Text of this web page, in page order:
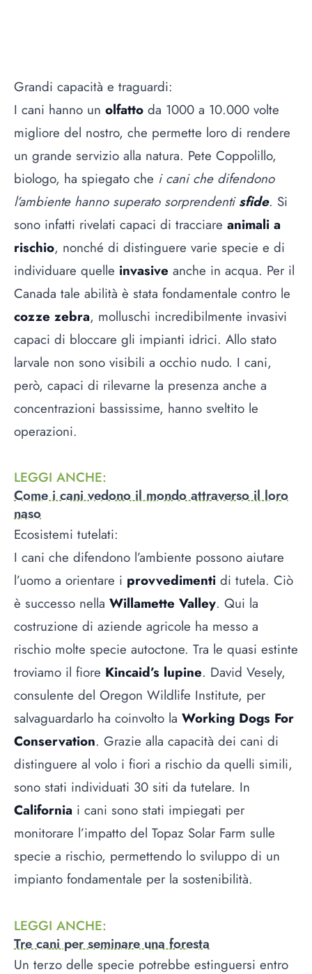
Grandi capacità e traguardi:
I cani hanno un olfatto da 1000 a 10.000 volte
migliore del nostro, che permette loro di rendere
un grande servizio alla natura. Pete Coppolillo,
biologo, ha spiegato che i cani che difendono
l’ambiente hanno superato sorprendentisfide. Si
sono infatti rivelati capaci di tracciare animali a
rischio, nonché di distinguere varie specie e di
individuare quelle invasive anche in acqua. Per il
Canada tale abilità è stata fondamentale contro le
cozze zebra, molluschi incredibilmente invasivi
capaci di bloccare gli impianti idrici. Allo stato
larvale non sono visibili a occhio nudo. I cani,
però, capaci di rilevarne la presenza anche a
concentrazioni bassissime, hanno sveltito le
operazioni.
LEGGI ANCHE:
Come i cani vedono il mondo attraverso il loro
naso
Ecosistemi tutelati:
I cani che difendono l’ambiente possono aiutare
l’uomo a orientare i provvedimenti di tutela. Ciò
è successo nella Willamette Valley. Qui la
costruzione di aziende agricole ha messo a
rischio molte specie autoctone. Tra le quasi estinte
troviamo il fiore Kincaid’s lupine. David Vesely,
consulente del Oregon Wildlife Institute, per
salvaguardarlo ha coinvolto la Working Dogs For
Conservation. Grazie alla capacità dei cani di
distinguere al volo i fiori a rischio da quelli simili,
sono stati individuati 30 siti da tutelare. In
California i cani sono stati impiegati per
monitorare l’impatto del Topaz Solar Farm sulle
specie a rischio, permettendo lo sviluppo di un
impianto fondamentale per la sostenibilità.
LEGGI ANCHE:
Tre cani per seminare una foresta
Un terzo delle specie potrebbe estinguersi entro